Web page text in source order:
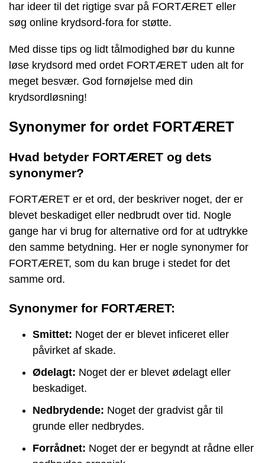
har ideer til det rigtige svar på FORTÆRET eller
søg online krydsord-fora for støtte.
Med disse tips og lidt tålmodighed bør du kunne
løse krydsord med ordet FORTÆRET uden alt for
meget besvær. God fornøjelse med din
krydsordløsning!
Synonymer for ordet FORTÆRET
Hvad betyder FORTÆRET og dets
synonymer?
FORTÆRET er et ord, der beskriver noget, der er
blevet beskadiget eller nedbrudt over tid. Nogle
gange har vi brug for alternative ord for at udtrykke
den samme betydning. Her er nogle synonymer for
FORTÆRET, som du kan bruge i stedet for det
samme ord.
Synonymer for FORTÆRET:
Smittet: Noget der er blevet inficeret eller
påvirket af skade.
Ødelagt: Noget der er blevet ødelagt eller
beskadiget.
Nedbrydende: Noget der gradvist går til
grunde eller nedbrydes.
Forrådnet: Noget der er begyndt at rådne eller